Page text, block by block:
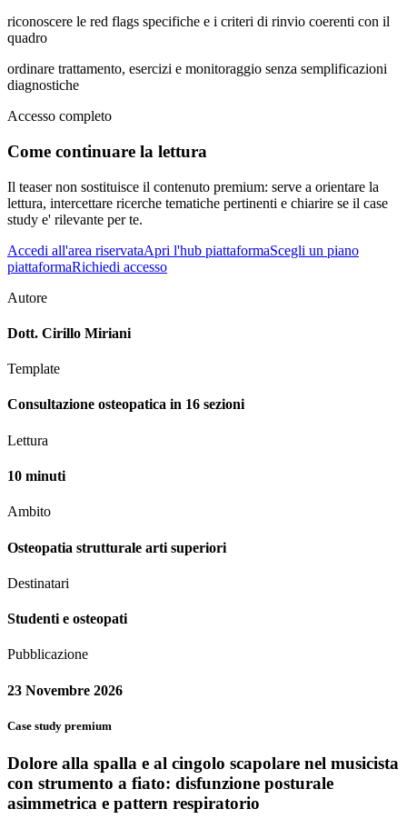
riconoscere le red flags specifiche e i criteri di rinvio coerenti con il
quadro
ordinare trattamento, esercizi e monitoraggio senza semplificazioni
diagnostiche
Accesso completo
Come continuare la lettura
Il teaser non sostituisce il contenuto premium: serve a orientare la
lettura, intercettare ricerche tematiche pertinenti e chiarire se il case
study e' rilevante per te.
Accedi all'area riservataApri l'hub piattaformaScegli un piano
piattaformaRichiedi accesso
Autore
Dott. Cirillo Miriani
Template
Consultazione osteopatica in 16 sezioni
Lettura
10 minuti
Ambito
Osteopatia strutturale arti superiori
Destinatari
Studenti e osteopati
Pubblicazione
23 Novembre 2026
Case study premium
Dolore alla spalla e al cingolo scapolare nel musicista
con strumento a fiato: disfunzione posturale
asimmetrica e pattern respiratorio